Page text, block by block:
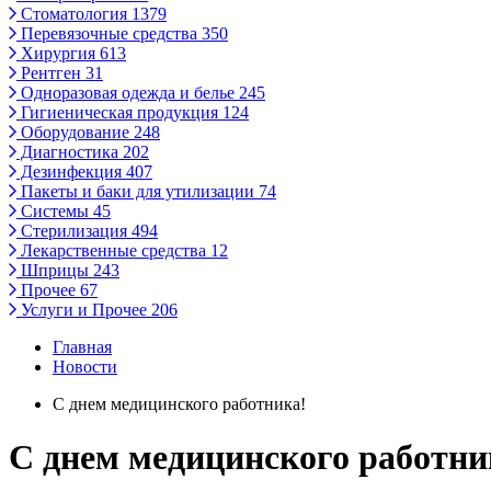
Стоматология 1379
Перевязочные средства 350
Хирургия 613
Рентген 31
Одноразовая одежда и белье 245
Гигиеническая продукция 124
Оборудование 248
Диагностика 202
Дезинфекция 407
Пакеты и баки для утилизации 74
Системы 45
Стерилизация 494
Лекарственные средства 12
Шприцы 243
Прочее 67
Услуги и Прочее 206
Главная
Новости
С днем медицинского работника!
С днем медицинского